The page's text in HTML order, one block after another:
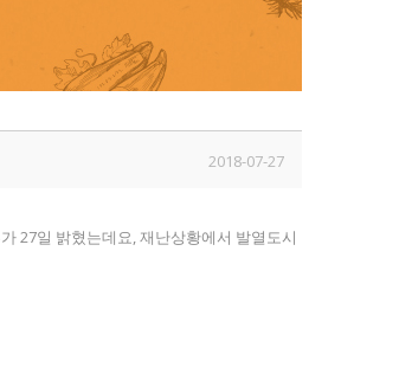
2018-07-27
27일 밝혔는데요, 재난상황에서 발열도시